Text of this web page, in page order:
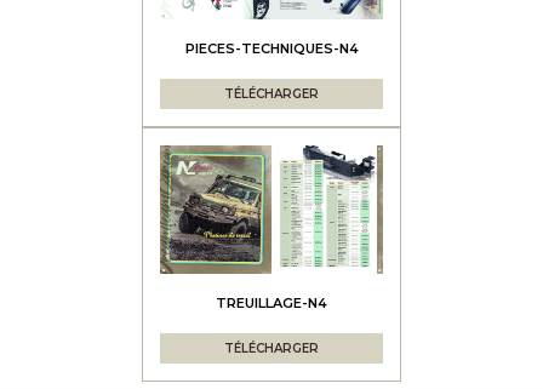
PIECES-TECHNIQUES-N4
TÉLÉCHARGER
TREUILLAGE-N4
TÉLÉCHARGER